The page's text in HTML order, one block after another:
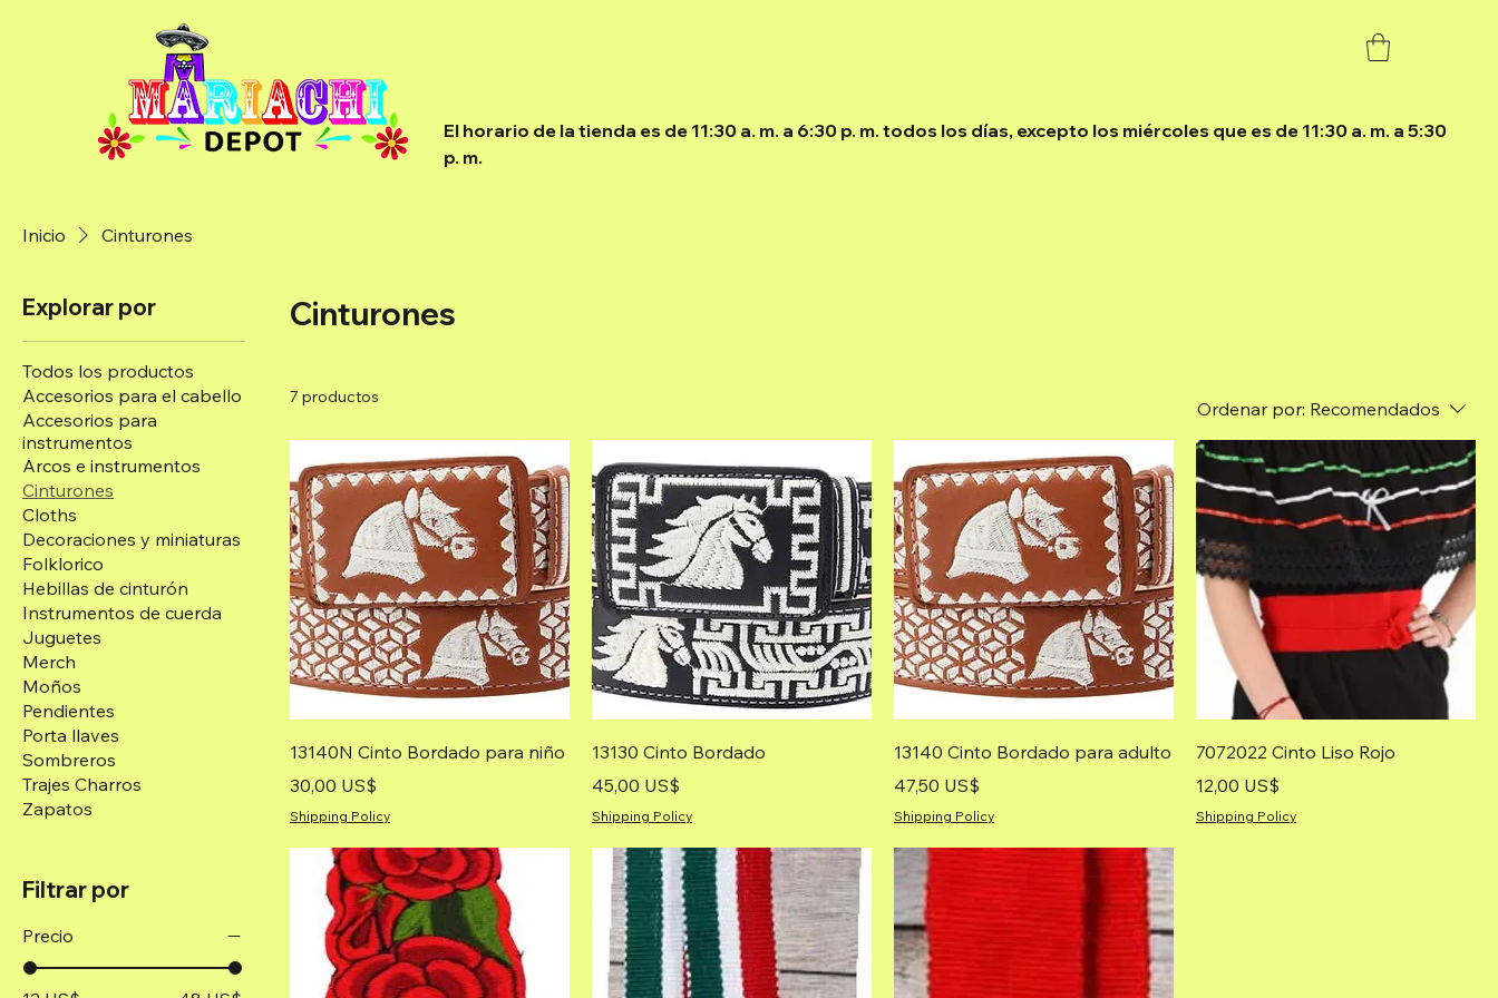
Home
El horario de la tienda es de 11:30 a. m. a 6:30 p. m. todos los días, excepto los miércoles que es de 11:30 a. m. a 5:30
p. m.
Inicio Cinturones
Explorar por
Todos los productos
Accesorios para el cabello
Accesorios para
instrumentos
Arcos e instrumentos
Cinturones
Cloths
Decoraciones y miniaturas
Folklorico
Hebillas de cinturón
Instrumentos de cuerda
Juguetes
Merch
Moños
Pendientes
Porta llaves
Sombreros
Trajes Charros
Zapatos
Filtrar por
Precio
Cinturones
7 productos
Ordenar por: Recomendados
13140N Cinto Bordado para niño
Precio
30,00 US$
Shipping Policy
13130 Cinto Bordado
Precio
45,00 US$
Shipping Policy
13140 Cinto Bordado para adulto
Precio
47,50 US$
Shipping Policy
7072022 Cinto Liso Rojo
Precio
12,00 US$
Shipping Policy